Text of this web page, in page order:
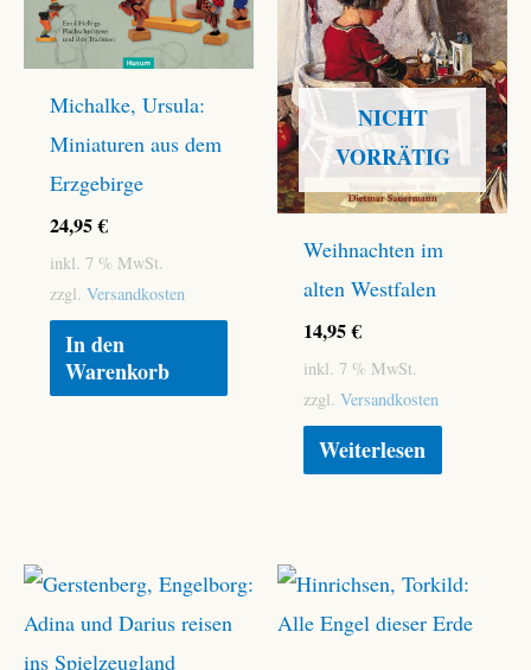
Michalke, Ursula:
Miniaturen aus dem
Erzgebirge
24,95€
inkl. 7 % MwSt.
zzgl. Versandkosten
In den
Warenkorb
NICHT
VORRÄTIG
Weihnachten im
alten Westfalen
14,95€
inkl. 7 % MwSt.
zzgl. Versandkosten
Weiterlesen